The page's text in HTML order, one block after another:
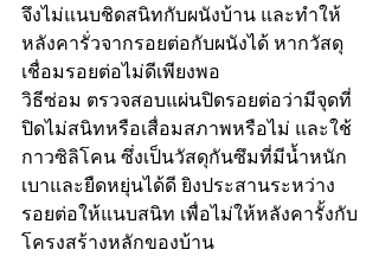
จึงไม่แนบชิดสนิทกับผนังบ้าน และทำให้
หลังคารั่วจากรอยต่อกับผนังได้ หากวัสดุ
เชื่อมรอยต่อไม่ดีเพียงพอ
วิธีซ่อม ตรวจสอบแผ่นปิดรอยต่อว่ามีจุดที่
ปิดไม่สนิทหรือเสื่อมสภาพหรือไม่ และใช้
กาวซิลิโคน ซึ่งเป็นวัสดุกันซึมที่มีน้ำหนัก
เบาและยืดหยุ่นได้ดี ยิงประสานระหว่าง
รอยต่อให้แนบสนิท เพื่อไม่ให้หลังคารั้งกับ
โครงสร้างหลักของบ้าน